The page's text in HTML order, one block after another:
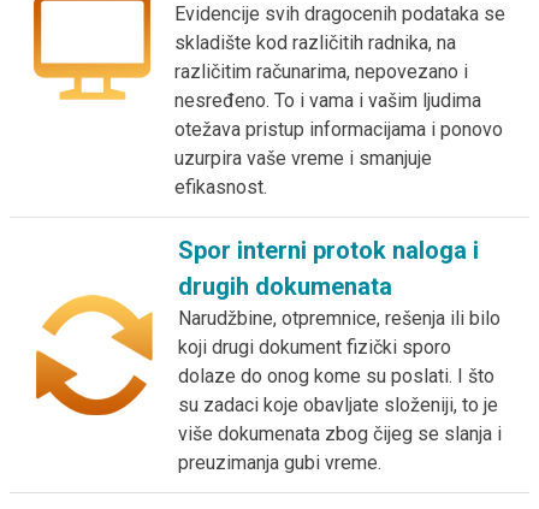
Evidencije svih dragocenih podataka se
skladište kod različitih radnika, na
različitim računarima, nepovezano i
nesređeno. To i vama i vašim ljudima
otežava pristup informacijama i ponovo
uzurpira vaše vreme i smanjuje
efikasnost.
Spor interni protok naloga i
drugih dokumenata
Narudžbine, otpremnice, rešenja ili bilo
koji drugi dokument fizički sporo
dolaze do onog kome su poslati. I što
su zadaci koje obavljate složeniji, to je
više dokumenata zbog čijeg se slanja i
preuzimanja gubi vreme.